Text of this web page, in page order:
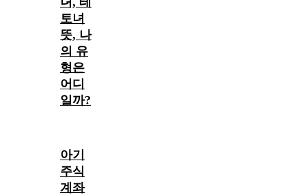
토녀
뜻, 나
의 유
형은
어디
일까?
아기
주식
계좌